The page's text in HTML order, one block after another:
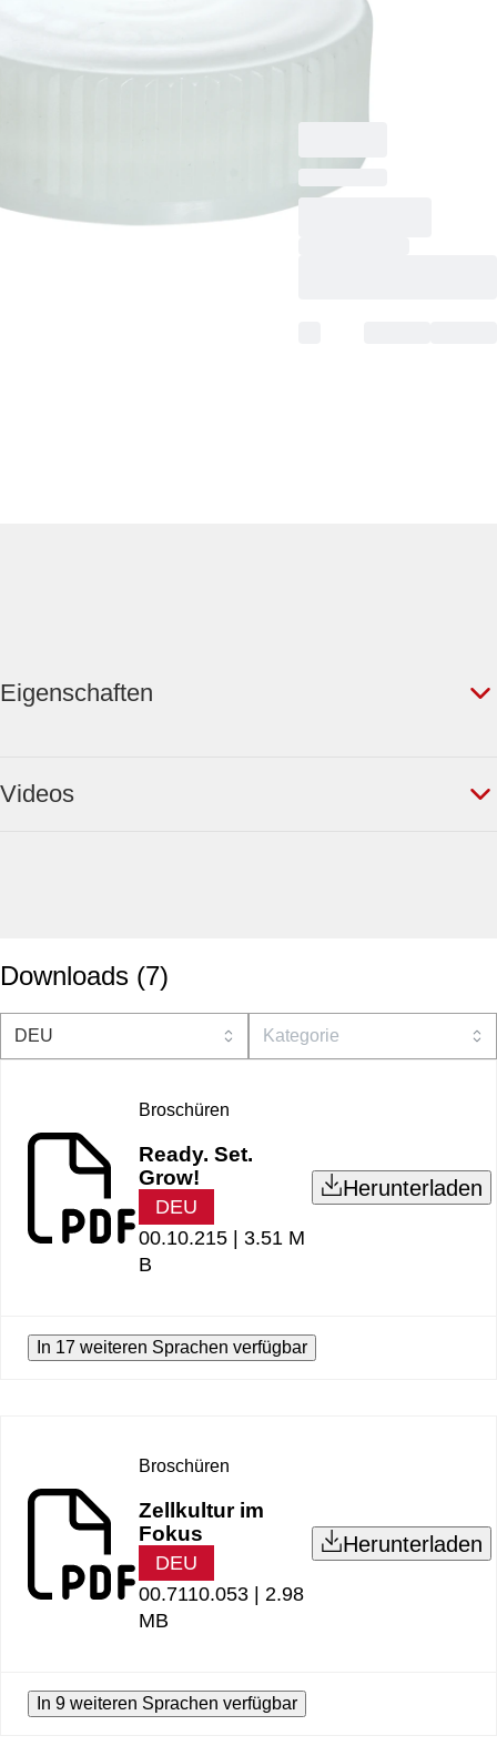
pyrogenfrei/
nicht zytotoxisch, 1
Eigenschaften
Videos
Downloads (7)
Broschüren
Ready. Set.
Grow!
DEU
00.10.215 | 3.51 M
B
Herunterladen
In 17 weiteren Sprachen verfügbar
Broschüren
Zellkultur im
Fokus
DEU
00.7110.053 | 2.98
MB
Herunterladen
In 9 weiteren Sprachen verfügbar